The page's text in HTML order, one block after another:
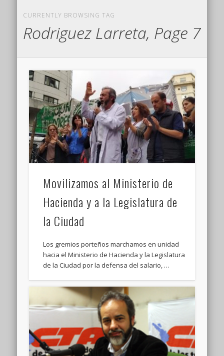
CURRENTLY BROWSING TAG
Rodriguez Larreta, Page 7
Movilizamos al Ministerio de
Hacienda y a la Legislatura de
la Ciudad
Los gremios porteños marchamos en unidad
hacia el Ministerio de Hacienda y la Legislatura
de la Ciudad por la defensa del salario, …